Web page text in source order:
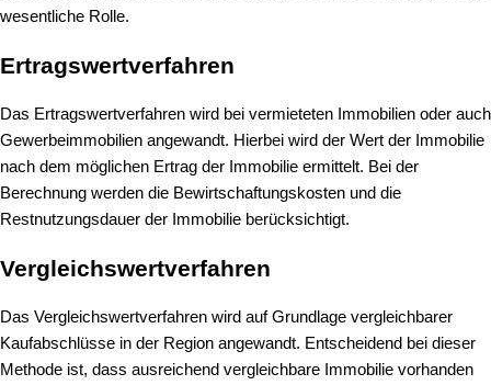
wesentliche Rolle.
Ertragswertverfahren
Das Ertragswertverfahren wird bei vermieteten Immobilien oder auch
Gewerbeimmobilien angewandt. Hierbei wird der Wert der Immobilie
nach dem möglichen Ertrag der Immobilie ermittelt. Bei der
Berechnung werden die Bewirtschaftungskosten und die
Restnutzungsdauer der Immobilie berücksichtigt.
Vergleichswertverfahren
Das Vergleichswertverfahren wird auf Grundlage vergleichbarer
Kaufabschlüsse in der Region angewandt. Entscheidend bei dieser
Methode ist, dass ausreichend vergleichbare Immobilie vorhanden